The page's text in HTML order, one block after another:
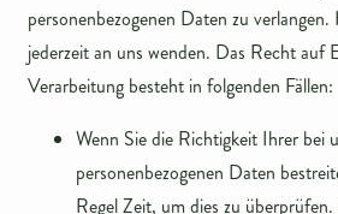
personenbezogenen Daten zu
jederzeit an uns wenden. Das Recht auf
Verarbeitung besteht in folgenden Fällen:
Wenn Sie die Richtigkeit Ihrer bei
personenbezogenen Daten
Regel Zeit, um dies zu